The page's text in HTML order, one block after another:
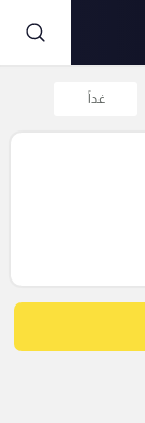
غداً